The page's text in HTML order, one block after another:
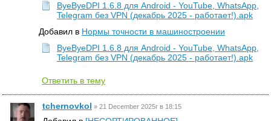
ByeByeDPI 1.6.8 для Android - YouTube, WhatsApp,
Telegram без VPN (декабрь 2025 - работает!).apk
Добавил в Нормы точности в машиностроении
ByeByeDPI 1.6.8 для Android - YouTube, WhatsApp,
Telegram без VPN (декабрь 2025 - работает!).apk
Ответить в тему
tchernovkol » 21 December 2025г в 18:15